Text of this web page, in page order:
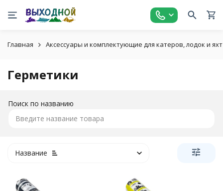
Главная Аксессуары и комплектующие для катеров, лодок и яхт
Герметики
Поиск по названию
Название